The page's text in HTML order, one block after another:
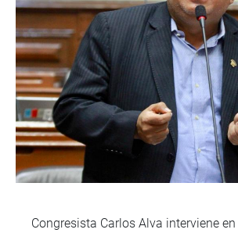
Congresista Carlos Alva interviene